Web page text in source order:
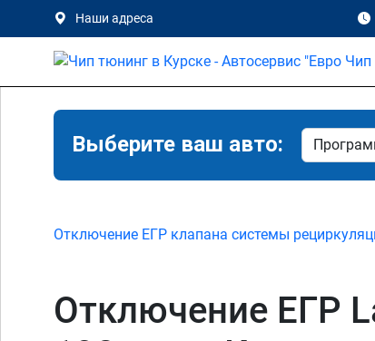
Наши адреса
Выберите ваш авто:
Отключение ЕГР клапана системы
Отключение ЕГР